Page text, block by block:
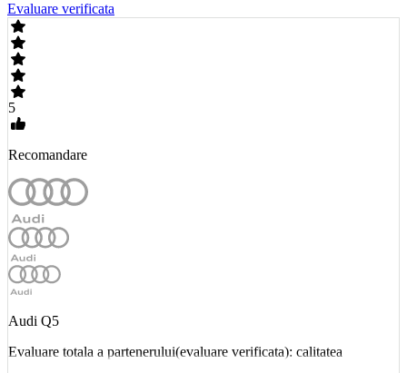
Evaluare verificata
5
Recomandare
Audi Q5
Evaluare totala a partenerului(evaluare verificata): calitatea